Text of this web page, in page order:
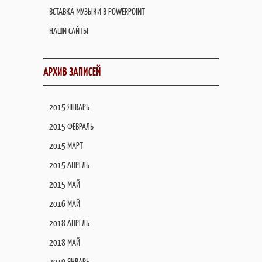
ВСТАВКА МУЗЫКИ В POWERPOINT
НАШИ САЙТЫ
АРХИВ ЗАПИСЕЙ
2015 ЯНВАРЬ
2015 ФЕВРАЛЬ
2015 МАРТ
2015 АПРЕЛЬ
2015 МАЙ
2016 МАЙ
2018 АПРЕЛЬ
2018 МАЙ